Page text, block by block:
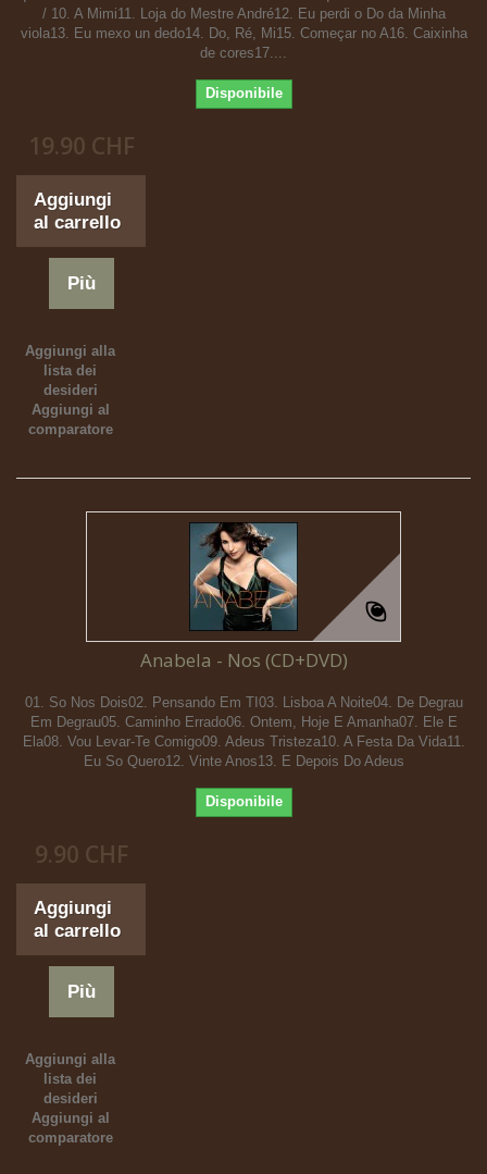
/ 10. A Mimi11. Loja do Mestre André12. Eu perdi o Do da Minha
viola13. Eu mexo un dedo14. Do, Ré, Mi15. Começar no A16. Caixinha
de cores17....
Disponibile
19.90 CHF
Aggiungi
al carrello
Più
Aggiungi alla
lista dei
desideri
Aggiungi al
comparatore
Anabela - Nos (CD+DVD)
01. So Nos Dois02. Pensando Em TI03. Lisboa A Noite04. De Degrau
Em Degrau05. Caminho Errado06. Ontem, Hoje E Amanha07. Ele E
Ela08. Vou Levar-Te Comigo09. Adeus Tristeza10. A Festa Da Vida11.
Eu So Quero12. Vinte Anos13. E Depois Do Adeus
Disponibile
9.90 CHF
Aggiungi
al carrello
Più
Aggiungi alla
lista dei
desideri
Aggiungi al
comparatore